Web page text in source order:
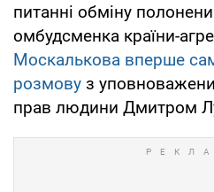
питанні обміну
омбудсменка країни-
Москалькова вперше
розмову з
прав людини Дмитром